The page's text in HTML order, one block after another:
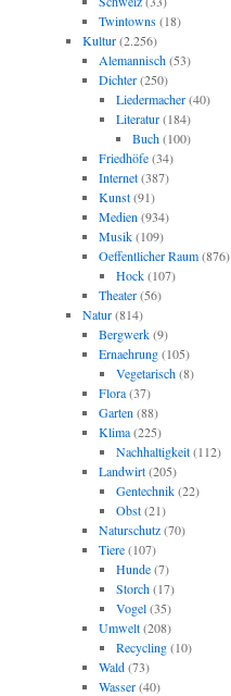
Twintowns(18)
Kultur(2.256)
Alemannisch(53)
Dichter(250)
Liedermacher(40)
Literatur(184)
Buch(100)
Friedhöfe(34)
Internet(387)
Kunst(91)
Medien (934)
Musik(109)
Oeffentlicher Raum(876)
Hock(107)
Theater(56)
Natur(814)
Bergwerk(9)
Ernaehrung(105)
Vegetarisch(8)
Flora(37)
Garten (88)
Klima(225)
Nachhaltigkeit(112)
Landwirt(205)
Gentechnik(22)
Obst(21)
Naturschutz(70)
Tiere(107)
Hunde(7)
Storch(17)
Vogel(35)
Umwelt(208)
Recycling(10)
Wald(73)
Wasser(40)